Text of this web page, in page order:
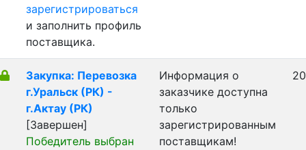
зарегистрироваться
и заполнить профиль
поставщика.
Закупка: Перевозка
г.Уральск (РК) -
г.Актау (РК)
[Завершен]
Победитель выбран
Информация о
заказчике доступна
только
зарегистрированным
поставщикам!